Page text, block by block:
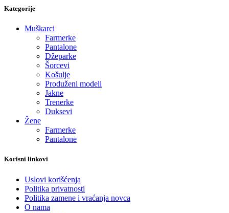
Kategorije
Muškarci
Farmerke
Pantalone
Džeparke
Šorcevi
Košulje
Produženi modeli
Jakne
Trenerke
Duksevi
Žene
Farmerke
Pantalone
Korisni linkovi
Uslovi korišćenja
Politika privatnosti
Politika zamene i vraćanja novca
O nama